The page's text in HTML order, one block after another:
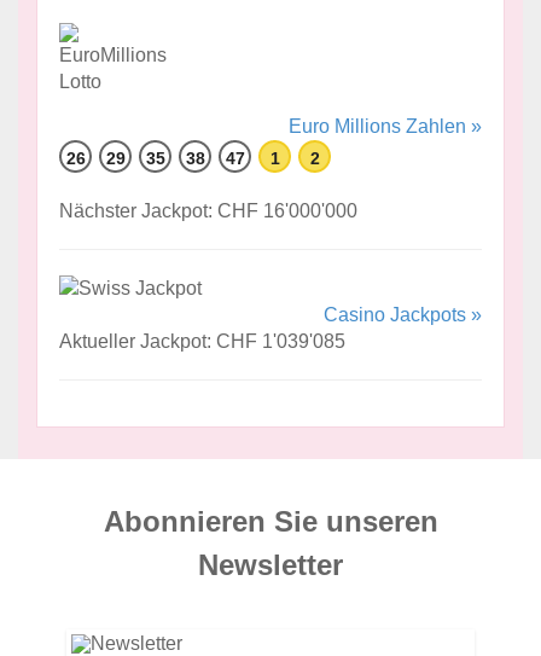
Euro Millions Zahlen »
26 29 35 38 47 1 2
Nächster Jackpot: CHF 16'000'000
Casino Jackpots »
Aktueller Jackpot: CHF 1'039'085
Abonnieren Sie unseren
News­letter